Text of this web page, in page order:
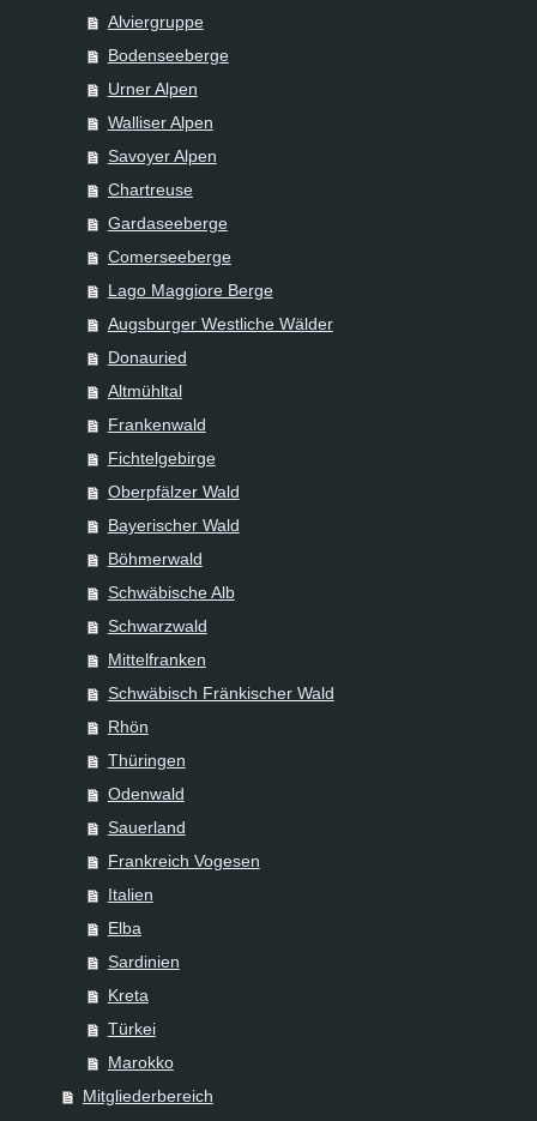
Alviergruppe
Bodenseeberge
Urner Alpen
Walliser Alpen
Savoyer Alpen
Chartreuse
Gardaseeberge
Comerseeberge
Lago Maggiore Berge
Augsburger Westliche Wälder
Donauried
Altmühltal
Frankenwald
Fichtelgebirge
Oberpfälzer Wald
Bayerischer Wald
Böhmerwald
Schwäbische Alb
Schwarzwald
Mittelfranken
Schwäbisch Fränkischer Wald
Rhön
Thüringen
Odenwald
Sauerland
Frankreich Vogesen
Italien
Elba
Sardinien
Kreta
Türkei
Marokko
Mitgliederbereich